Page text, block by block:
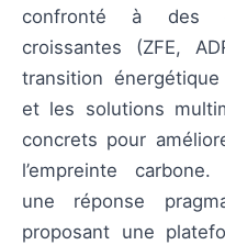
confronté à des
croissantes (ZFE,
transition
et les solutions
concrets pour
l’empreinte
une réponse
proposant une